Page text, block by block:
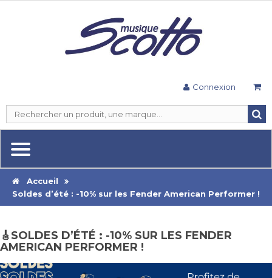
Connexion
Accueil
Soldes d’été : -10% sur les Fender American Performer !
🎸SOLDES D’ÉTÉ : -10% SUR LES FENDER
AMERICAN PERFORMER !